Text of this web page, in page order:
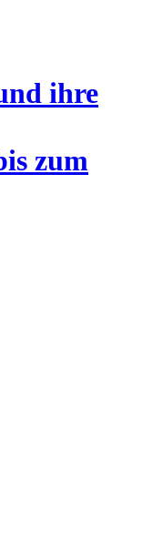
ihre
zum